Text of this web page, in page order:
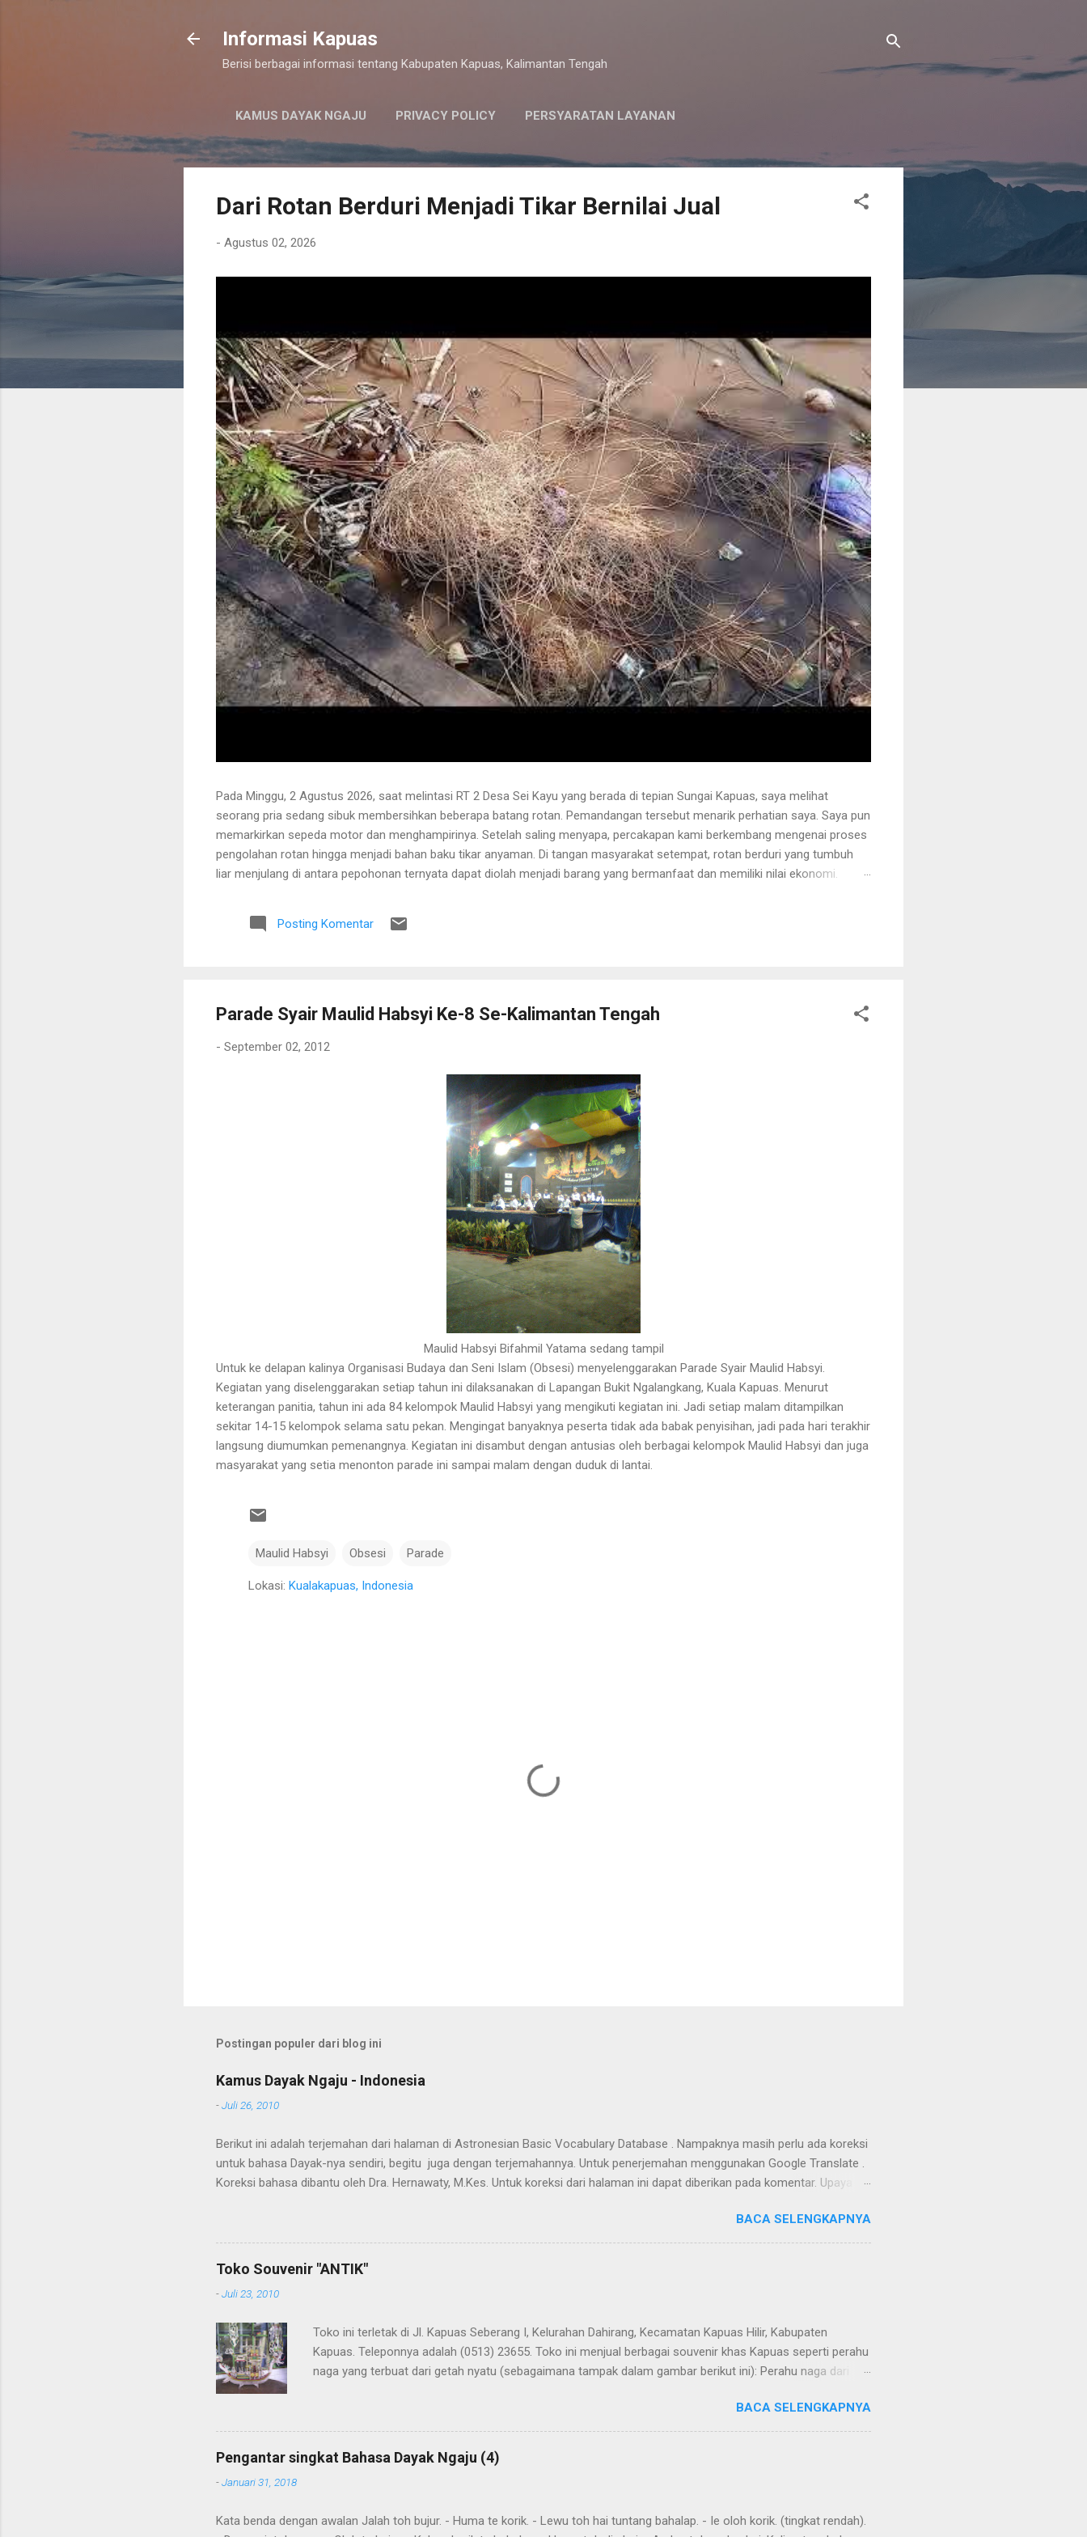
Informasi Kapuas
Berisi berbagai informasi tentang Kabupaten Kapuas, Kalimantan Tengah
KAMUS DAYAK NGAJU PRIVACY POLICY PERSYARATAN LAYANAN
Dari Rotan Berduri Menjadi Tikar Bernilai Jual
- Agustus 02, 2026
Pada Minggu, 2 Agustus 2026, saat melintasi RT 2 Desa Sei Kayu yang berada di tepian Sungai Kapuas, saya melihat
seorang pria sedang sibuk membersihkan beberapa batang rotan. Pemandangan tersebut menarik perhatian saya. Saya pun
memarkirkan sepeda motor dan menghampirinya. Setelah saling menyapa, percakapan kami berkembang mengenai proses
pengolahan rotan hingga menjadi bahan baku tikar anyaman. Di tangan masyarakat setempat, rotan berduri yang tumbuh
liar menjulang di antara pepohonan ternyata dapat diolah menjadi barang yang bermanfaat dan memiliki nilai ekonomi.
Tanaman itu diperkirakan telah berusia sekitar sepuluh tahun. Rotan dikenal memiliki banyak duri sehingga tidak mudah
untuk ditarik dan dipanen. Menurutnya, sebelum menarik rotan, duri-duri pada bagian batang yang akan dipegang harus
Posting Komentar
Parade Syair Maulid Habsyi Ke-8 Se-Kalimantan Tengah
- September 02, 2012
Maulid Habsyi Bifahmil Yatama sedang tampil
Untuk ke delapan kalinya Organisasi Budaya dan Seni Islam (Obsesi) menyelenggarakan Parade Syair Maulid Habsyi.
Kegiatan yang diselenggarakan setiap tahun ini dilaksanakan di Lapangan Bukit Ngalangkang, Kuala Kapuas. Menurut
keterangan panitia, tahun ini ada 84 kelompok Maulid Habsyi yang mengikuti kegiatan ini. Jadi setiap malam ditampilkan
sekitar 14-15 kelompok selama satu pekan. Mengingat banyaknya peserta tidak ada babak penyisihan, jadi pada hari terakhir
langsung diumumkan pemenangnya. Kegiatan ini disambut dengan antusias oleh berbagai kelompok Maulid Habsyi dan juga
masyarakat yang setia menonton parade ini sampai malam dengan duduk di lantai.
Maulid Habsyi Obsesi Parade
Lokasi: Kualakapuas, Indonesia
Postingan populer dari blog ini
Kamus Dayak Ngaju - Indonesia
-Juli 26, 2010
Berikut ini adalah terjemahan dari halaman di Astronesian Basic Vocabulary Database . Nampaknya masih perlu ada koreksi
untuk bahasa Dayak-nya sendiri, begitu juga dengan terjemahannya. Untuk penerjemahan menggunakan Google Translate .
Koreksi bahasa dibantu oleh Dra. Hernawaty, M.Kes. Untuk koreksi dari halaman ini dapat diberikan pada komentar. Upaya
BACA SELENGKAPNYA
Toko Souvenir "ANTIK"
-Juli 23, 2010
Toko ini terletak di Jl. Kapuas Seberang I, Kelurahan Dahirang, Kecamatan Kapuas Hilir, Kabupaten
Kapuas. Teleponnya adalah (0513) 23655. Toko ini menjual berbagai souvenir khas Kapuas seperti perahu
naga yang terbuat dari getah nyatu (sebagaimana tampak dalam gambar berikut ini): Perahu naga dari
BACA SELENGKAPNYA
Pengantar singkat Bahasa Dayak Ngaju (4)
-Januari 31, 2018
Kata benda dengan awalan Jalah toh bujur. - Huma te korik. - Lewu toh hai tuntang bahalap. - Ie oloh korik. (tingkat rendah).